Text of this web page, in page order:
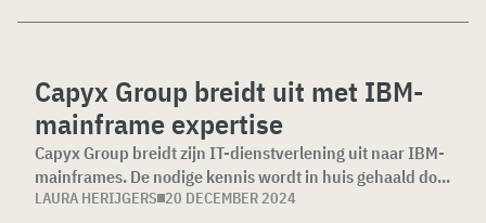
Capyx Group breidt uit met IBM-
mainframe expertise
Capyx Group breidt zijn IT-dienstverlening uit naar IBM-
mainframes. De nodige kennis wordt in huis gehaald do...
LAURA HERIJGERS 20 DECEMBER 2024